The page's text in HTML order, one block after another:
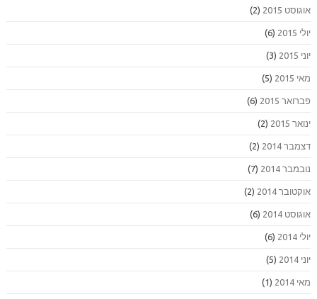
אוגוסט 2015 (2)
יולי 2015 (6)
יוני 2015 (3)
מאי 2015 (5)
פברואר 2015 (6)
ינואר 2015 (2)
דצמבר 2014 (2)
נובמבר 2014 (7)
אוקטובר 2014 (2)
אוגוסט 2014 (6)
יולי 2014 (6)
יוני 2014 (5)
מאי 2014 (1)